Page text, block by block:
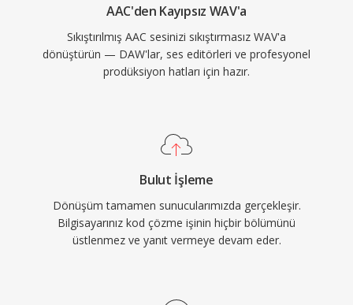
yığınları aracılığıyla gömülü üst verileri
destekleyerek zaman damgaları ve prodüksiyon
notlarına olanak tanır. Temel ödünleşim dosya
boyutudur — bir dakikalık CD kalitesinde stereo
AAC'den Kayıpsız WAV'a
Sıkıştırılmış AAC sesinizi sıkıştırmasız WAV'a
dönüştürün — DAW'lar, ses editörleri ve profesyonel
prodüksiyon hatları için hazır.
Bulut İşleme
Dönüşüm tamamen sunucularımızda gerçekleşir.
Bilgisayarınız kod çözme işinin hiçbir bölümünü
üstlenmez ve yanıt vermeye devam eder.